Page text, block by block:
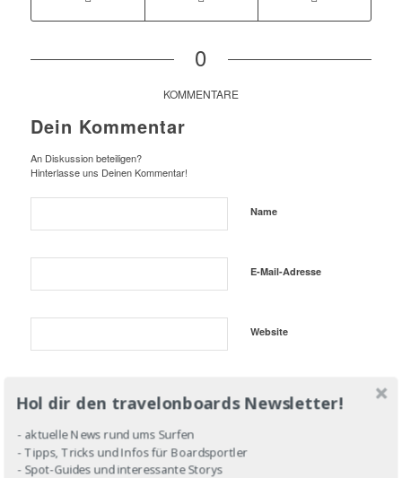
0
KOMMENTARE
Dein Kommentar
An Diskussion beteiligen?
Hinterlasse uns Deinen Kommentar!
Name
E-Mail-Adresse
Website
Hol dir den travelonboards Newsletter!
- aktuelle News rund ums Surfen
- Tipps, Tricks und Infos für Boardsportler
- Spot-Guides und interessante Storys